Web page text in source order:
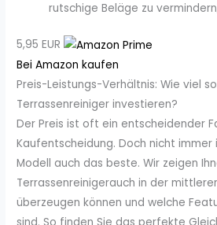
rutschige Beläge zu
5,95 EUR
Bei Amazon kaufen
Preis-Leistungs-Verhältnis: Wie viel
Terrassenreiniger investieren?
Der Preis ist oft ein entscheidender
Kaufentscheidung. Doch nicht
Modell auch das beste. Wir zeigen
Terrassenreinigerauch in der
überzeugen können und welche
sind. So finden Sie das perfekte